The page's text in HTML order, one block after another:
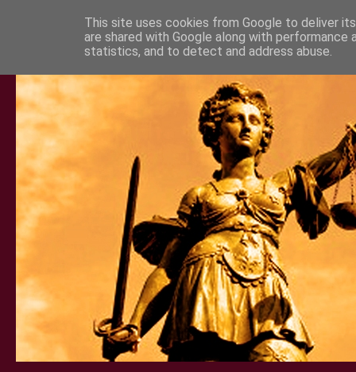
This site uses cookies from Google to deliver
are shared with Google along with
statistics, and to detect and address abuse.